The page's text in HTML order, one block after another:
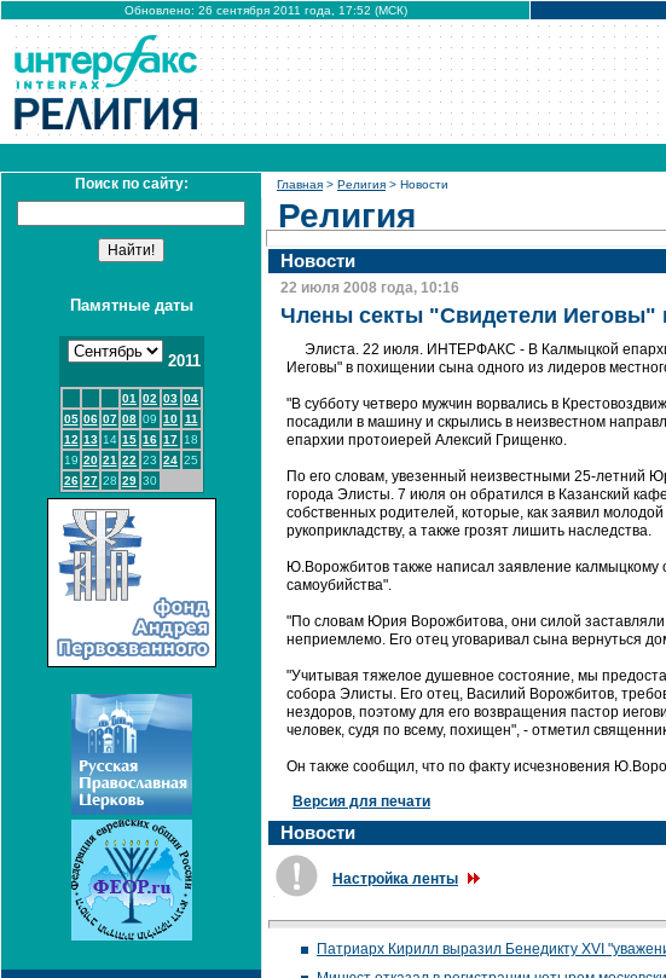
Обновлено: 26 сентября 2011 года, 17:52 (МСК)
Поиск по сайту:
Памятные даты
2011
01 02 03 04
05 06 07 08 09 10 11
12 13 14 15 16 17 18
19 20 21 22 23 24 25
26 27 28 29 30
Главная > Религия > Новости
Религия
Новости
22 июля 2008 года, 10:16
Члены секты "Свидетели Иеговы"
Элиста. 22 июля. ИНТЕРФАКС - В Калмыцкой
Иеговы" в похищении сына одного из лидеров
"В субботу четверо мужчин ворвались в
посадили в машину и скрылись в неизвестном
епархии протоиерей Алексий Грищенко.
По его словам, увезенный неизвестными 25-летний
города Элисты. 7 июля он обратился в Казанский
собственных родителей, которые, как заявил
рукоприкладству, а также грозят лишить наследства.
Ю.Ворожбитов также написал заявление калмыцкому
самоубийства".
"По словам Юрия Ворожбитова, они силой заставляли
неприемлемо. Его отец уговаривал сына вернуться
"Учитывая тяжелое душевное состояние, мы
собора Элисты. Его отец, Василий Ворожбитов,
нездоров, поэтому для его возвращения пастор
человек, судя по всему, похищен", - отметил
Он также сообщил, что по факту исчезновения
Версия для печати
Новости
.
Настройка ленты
Патриарх Кирилл выразил Бенедикту XVI